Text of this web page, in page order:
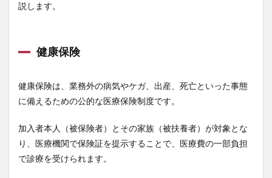
説します。
健康保険
健康保険は、業務外の病気やケガ、出産、死亡といった事態
に備えるための公的な医療保険制度です。
加入者本人（被保険者）とその家族（被扶養者）が対象とな
り、医療機関で保険証を提示することで、医療費の一部負担
で診療を受けられます。